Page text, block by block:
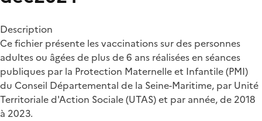
Description
Ce fichier présente les vaccinations sur des personnes
adultes ou âgées de plus de 6 ans réalisées en séances
publiques par la Protection Maternelle et Infantile (PMI)
du Conseil Départemental de la Seine-Maritime, par Unité
Territoriale d'Action Sociale (UTAS) et par année, de 2018
à 2023.